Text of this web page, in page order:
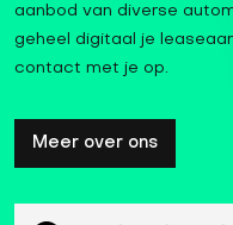
aanbod van diverse
geheel digitaal je
contact met je op.
Meer over ons